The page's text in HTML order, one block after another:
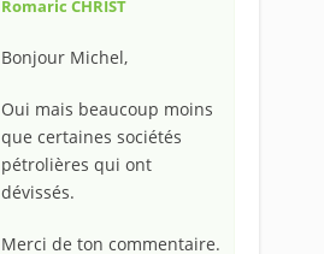
Romaric CHRIST
Bonjour Michel,
Oui mais beaucoup moins
que certaines sociétés
pétrolières qui ont
dévissés.
Merci de ton commentaire.